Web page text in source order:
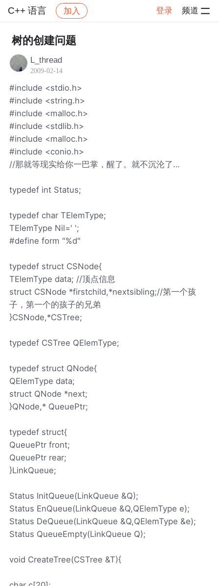
C++ 语言 加入 登录 频道
社区 C++ 语言
树的创建问题
L_thread
2009-02-14
#include <stdio.h>
#include <string.h>
#include <malloc.h>
#include <stdlib.h>
#include <malloc.h>
#include <conio.h>
//那就等现实给你一巴掌，醒了。就不沉沦了…
typedef int Status;
typedef char TElemType;
TElemType Nil=' ';
#define form "%d"
typedef struct CSNode{
TElemType data; //顶点信息
struct CSNode *firstchild,*nextsibling;//第一个孩
子，第一个的孩子的兄弟
}CSNode,*CSTree;
typedef CSTree QElemType;
typedef struct QNode{
QElemType data;
struct QNode *next;
}QNode,* QueuePtr;
typedef struct{
QueuePtr front;
QueuePtr rear;
}LinkQueue;
Status InitQueue(LinkQueue &Q);
Status EnQueue(LinkQueue &Q,QElemType e);
Status DeQueue(LinkQueue &Q,QElemType &e);
Status QueueEmpty(LinkQueue Q);
void CreateTree(CSTree &T){